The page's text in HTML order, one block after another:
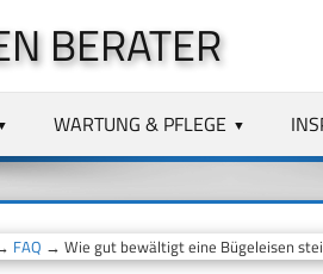
BERATER
WARTUNG & PFLEGE
FAQ → Wie gut bewältigt eine Bügeleisen